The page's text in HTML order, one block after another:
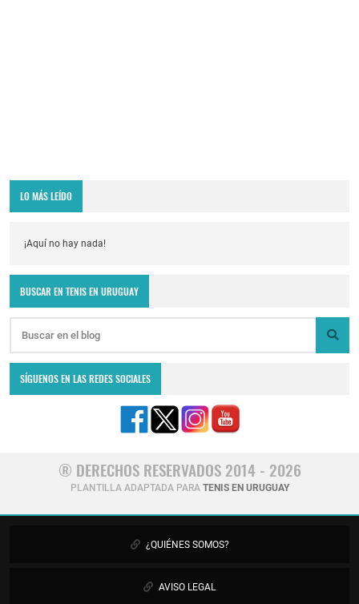
LO MÁS LEÍDO
¡Aquí no hay nada!
BUSCAR EN TENIS EN URUGUAY
SÍGUENOS EN LAS REDES SOCIALES
® DERECHOS RESERVADOS 2014 - 2026
PLANTILLA ADAPTADA PARA TENIS EN URUGUAY
¿QUIÉNES SOMOS?
AVISO LEGAL